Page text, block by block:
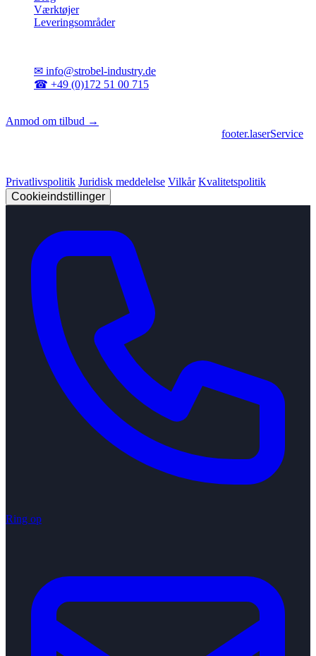
Værktøjer
Leveringsområder
✉ info@strobel-industry.de
☎ +49 (0)172 51 00 715
Anmod om tilbud →
footer.laserService
Privatlivspolitik Juridisk meddelelse Vilkår Kvalitetspolitik
Cookieindstillinger
Ring op